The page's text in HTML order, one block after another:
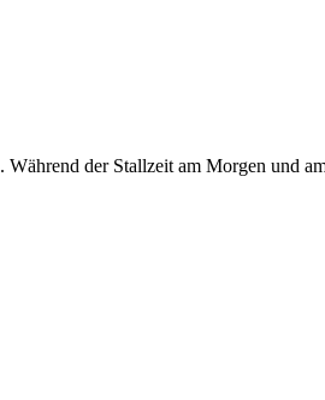
der Stallzeit am Morgen und